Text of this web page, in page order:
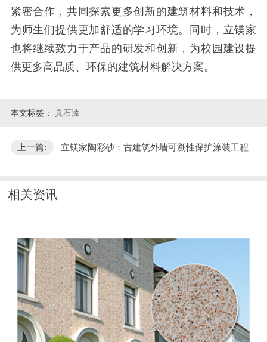
紧密合作，共同探索更多创新的建筑材料和技术，
为师生们提供更加舒适的学习环境。同时，立镁家
也将继续致力于产品的研发和创新，为校园建设提
供更多高品质、环保的建筑材料解决方案。
本文标签： 真石漆
上一篇: 立镁家陶彩砂：古建筑外墙可溯性保护涂装工程
相关资讯